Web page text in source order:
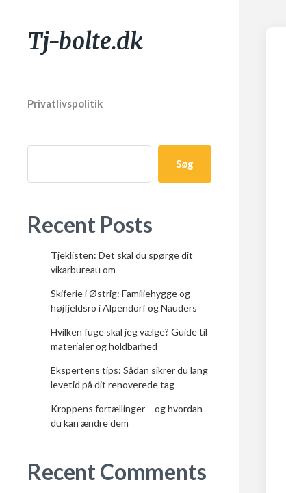
Tj-bolte.dk
Privatlivspolitik
Søg
Recent Posts
Tjeklisten: Det skal du spørge dit
vikarbureau om
Skiferie i Østrig: Familiehygge og
højfjeldsro i Alpendorf og Nauders
Hvilken fuge skal jeg vælge? Guide til
materialer og holdbarhed
Ekspertens tips: Sådan sikrer du lang
levetid på dit renoverede tag
Kroppens fortællinger – og hvordan
du kan ændre dem
Recent Comments